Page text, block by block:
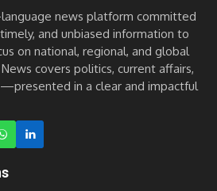
language news platform committed
and unbiased information to
on national, regional, and global
covers politics, current affairs,
in a clear and impactful